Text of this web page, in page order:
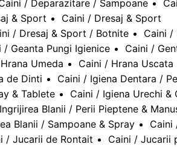
/ Deparazitare / Sampoane
& Sport
Caini / Dresaj & Sport
/ Dresaj & Sport / Botnite
Caini /
/ Geanta Pungi Igienice
Caini /
Umeda Caini / Hrana Uscata
de Dinti
Caini / Igiena Dentara /
& Tablete Caini / Igiena Urechi &
Blanii / Perii Pieptene &
Blanii / Sampoane & Spray
Caini
/ Jucarii de Rontait
Caini / Jucarii